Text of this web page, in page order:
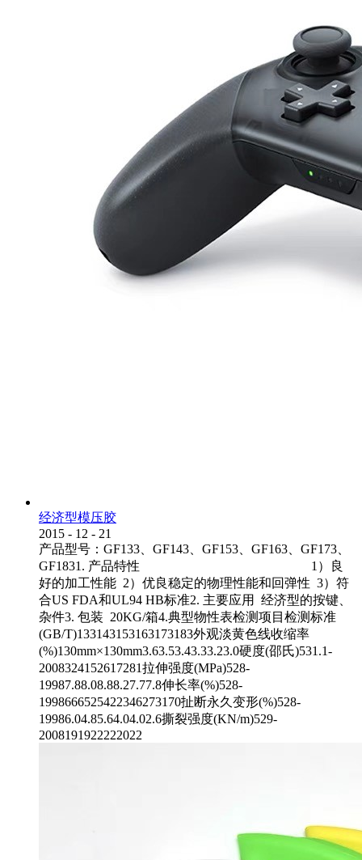
经济型模压胶
2015 - 12 - 21
产品型号：GF133、GF143、GF153、GF163、GF173、
GF1831. 产品特性 1）良
好的加工性能 2）优良稳定的物理性能和回弹性 3）符
合US FDA和UL94 HB标准2. 主要应用 经济型的按键、
杂件3. 包装 20KG/箱4.典型物性表检测项目检测标准
(GB/T)133143153163173183外观淡黄色线收缩率
(%)130mm×130mm3.63.53.43.33.23.0硬度(邵氏)531.1-
2008324152617281拉伸强度(MPa)528-
19987.88.08.88.27.77.8伸长率(%)528-
1998666525422346273170扯断永久变形(%)528-
19986.04.85.64.04.02.6撕裂强度(KN/m)529-
2008191922222022